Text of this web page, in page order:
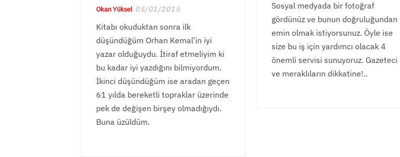
Okan Yüksel 05/01/2015
Kitabı okuduktan sonra ilk
düşündüğüm Orhan Kemal’in iyi
yazar olduğuydu. İtiraf etmeliyim ki
bu kadar iyi yazdığını bilmiyordum.
İkinci düşündüğüm ise aradan geçen
61 yılda bereketli topraklar üzerinde
pek de değişen birşey olmadığıydı.
Buna üzüldüm.
Sosyal medyada bir fotoğraf
gördünüz ve bunun doğruluğundan
emin olmak istiyorsunuz. Öyle ise
size bu iş için yardımcı olacak 4
önemli servisi sunuyoruz. Gazeteci
ve meraklıların dikkatine!..